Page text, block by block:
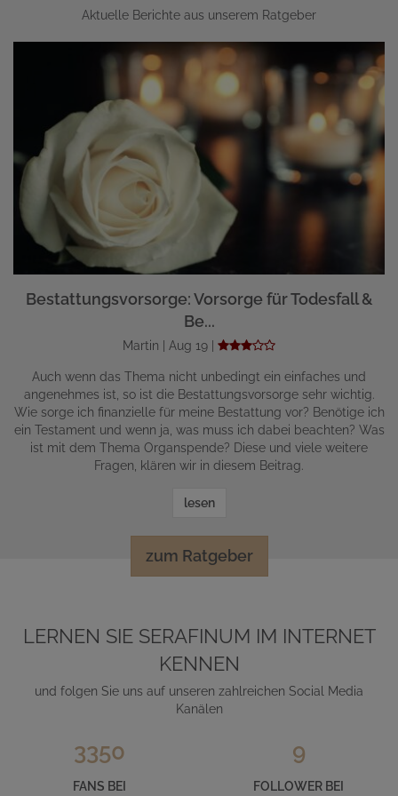
Aktuelle Berichte aus unserem Ratgeber
Bestattungsvorsorge: Vorsorge für Todesfall &
Be...
Martin | Aug 19 |
Auch wenn das Thema nicht unbedingt ein einfaches und
angenehmes ist, so ist die Bestattungsvorsorge sehr wichtig.
Wie sorge ich finanzielle für meine Bestattung vor? Benötige ich
ein Testament und wenn ja, was muss ich dabei beachten? Was
ist mit dem Thema Organspende? Diese und viele weitere
Fragen, klären wir in diesem Beitrag.
lesen
zum Ratgeber
LERNEN SIE SERAFINUM IM INTERNET
KENNEN
und folgen Sie uns auf unseren zahlreichen Social Media
Kanälen
3350
FANS BEI
9
FOLLOWER BEI